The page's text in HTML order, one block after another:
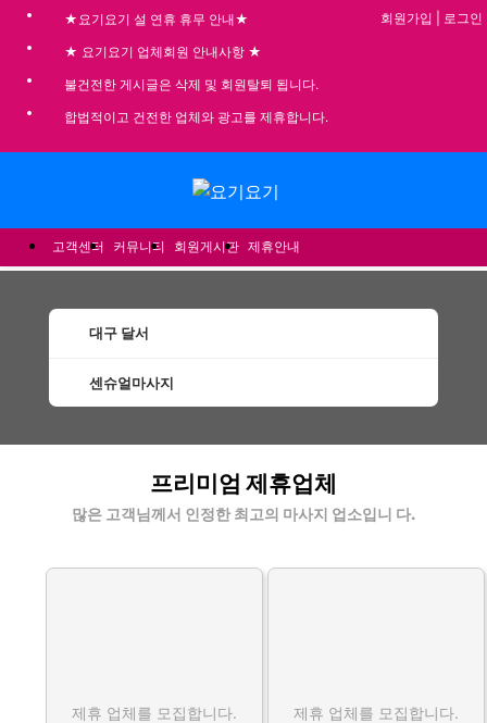
★요기요기 설 연휴 휴무 안내★
★ 요기요기 업체회원 안내사항 ★
불건전한 게시글은 삭제 및 회원탈퇴 됩니다.
합법적이고 건전한 업체와 광고를 제휴합니다.
회원가입 로그인
고객센터 커뮤니티 회원게시판 제휴안내
대구 달서
센슈얼마사지
프리미엄 제휴업체
많은 고객님께서 인정한 최고의 마사지 업소입니 다.
제휴 업체를 모집합니다. 제휴 업체를 모집합니다.